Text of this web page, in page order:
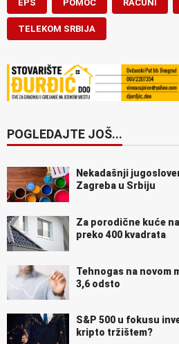
EPS POMOĆ RAČUNI
TELEKOM SRBIJA
POGLEDAJTE JOŠ...
Nekadašnji
Zagreba u Srbiju
Za porodične kuće
preko 400 kvadrata
Tehnogas na novom
3,6 odsto
S&P 500 u fokusu
kripto tržištem?